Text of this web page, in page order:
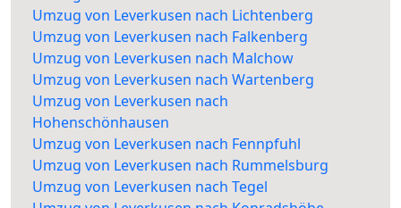
Umzug von Leverkusen nach Lichtenberg
Umzug von Leverkusen nach Falkenberg
Umzug von Leverkusen nach Malchow
Umzug von Leverkusen nach Wartenberg
Umzug von Leverkusen nach
Hohenschönhausen
Umzug von Leverkusen nach Fennpfuhl
Umzug von Leverkusen nach Rummelsburg
Umzug von Leverkusen nach Tegel